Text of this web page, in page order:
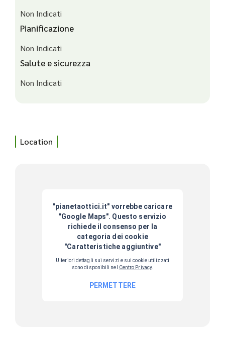
Non Indicati
Pianificazione
Non Indicati
Salute e sicurezza
Non Indicati
Location